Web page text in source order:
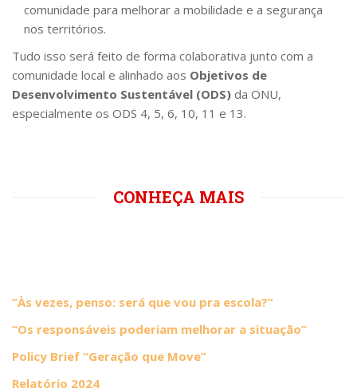
comunidade para melhorar a mobilidade e a segurança
nos territórios.
Tudo isso será feito de forma colaborativa junto com a
comunidade local e alinhado aos Objetivos de
Desenvolvimento Sustentável (ODS) da ONU,
especialmente os ODS 4, 5, 6, 10, 11 e 13.
CONHEÇA MAIS
“Às vezes, penso: será que vou pra escola?”
“Os responsáveis poderiam melhorar a situação”
Policy Brief “Geração que Move”
Relatório 2024